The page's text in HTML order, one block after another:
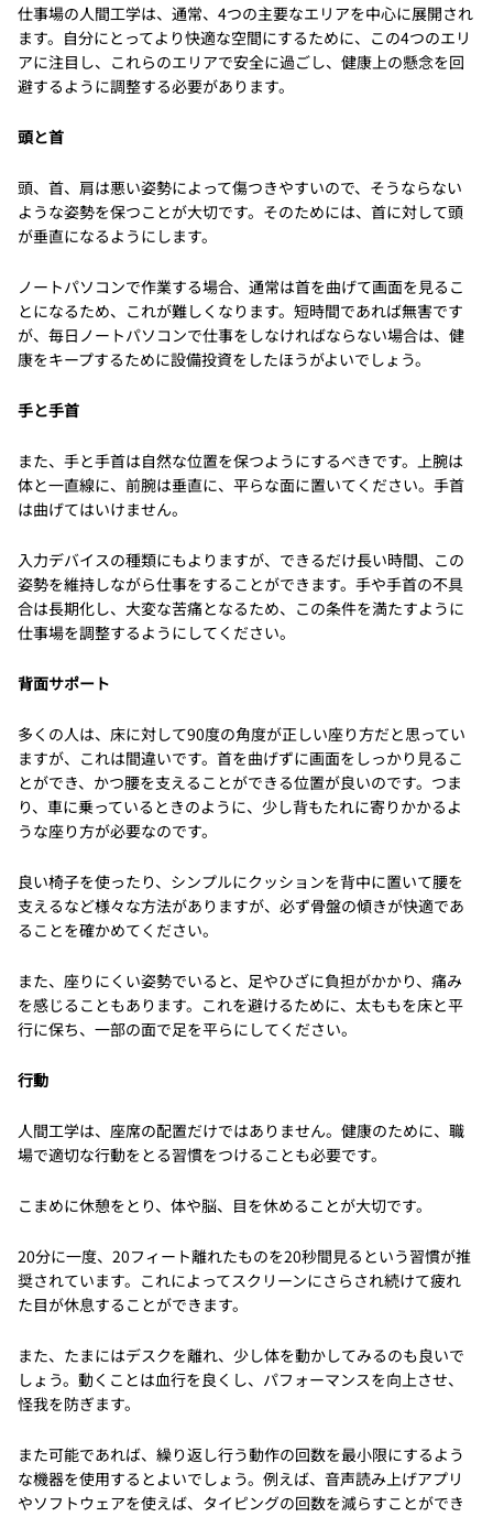
仕事場の人間工学は、通常、4つの主要なエリアを中心に展開され
ます。自分にとってより快適な空間にするために、この4つのエリ
アに注目し、これらのエリアで安全に過ごし、健康上の懸念を回
避するように調整する必要があります。
頭と首
頭、首、肩は悪い姿勢によって傷つきやすいので、そうならない
ような姿勢を保つことが大切です。そのためには、首に対して頭
が垂直になるようにします。
ノートパソコンで作業する場合、通常は首を曲げて画面を見るこ
とになるため、これが難しくなります。短時間であれば無害です
が、毎日ノートパソコンで仕事をしなければならない場合は、健
康をキープするために設備投資をしたほうがよいでしょう。
手と手首
また、手と手首は自然な位置を保つようにするべきです。上腕は
体と一直線に、前腕は垂直に、平らな面に置いてください。手首
は曲げてはいけません。
入力デバイスの種類にもよりますが、できるだけ長い時間、この
姿勢を維持しながら仕事をすることができます。手や手首の不具
合は長期化し、大変な苦痛となるため、この条件を満たすように
仕事場を調整するようにしてください。
背面サポート
多くの人は、床に対して90度の角度が正しい座り方だと思ってい
ますが、これは間違いです。首を曲げずに画面をしっかり見るこ
とができ、かつ腰を支えることができる位置が良いのです。つま
り、車に乗っているときのように、少し背もたれに寄りかかるよ
うな座り方が必要なのです。
良い椅子を使ったり、シンプルにクッションを背中に置いて腰を
支えるなど様々な方法がありますが、必ず骨盤の傾きが快適であ
ることを確かめてください。
また、座りにくい姿勢でいると、足やひざに負担がかかり、痛み
を感じることもあります。これを避けるために、太ももを床と平
行に保ち、一部の面で足を平らにしてください。
行動
人間工学は、座席の配置だけではありません。健康のために、職
場で適切な行動をとる習慣をつけることも必要です。
こまめに休憩をとり、体や脳、目を休めることが大切です。
20分に一度、20フィート離れたものを20秒間見るという習慣が推
奨されています。これによってスクリーンにさらされ続けて疲れ
た目が休息することができます。
また、たまにはデスクを離れ、少し体を動かしてみるのも良いで
しょう。動くことは血行を良くし、パフォーマンスを向上させ、
怪我を防ぎます。
また可能であれば、繰り返し行う動作の回数を最小限にするよう
な機器を使用するとよいでしょう。例えば、音声読み上げアプリ
やソフトウェアを使えば、タイピングの回数を減らすことができ